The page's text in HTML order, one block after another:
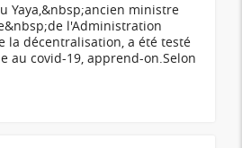
Yaya,&nbsp;ancien ministre
l'Administration
la décentralisation, a été testé
au covid-19, apprend-on.Selon